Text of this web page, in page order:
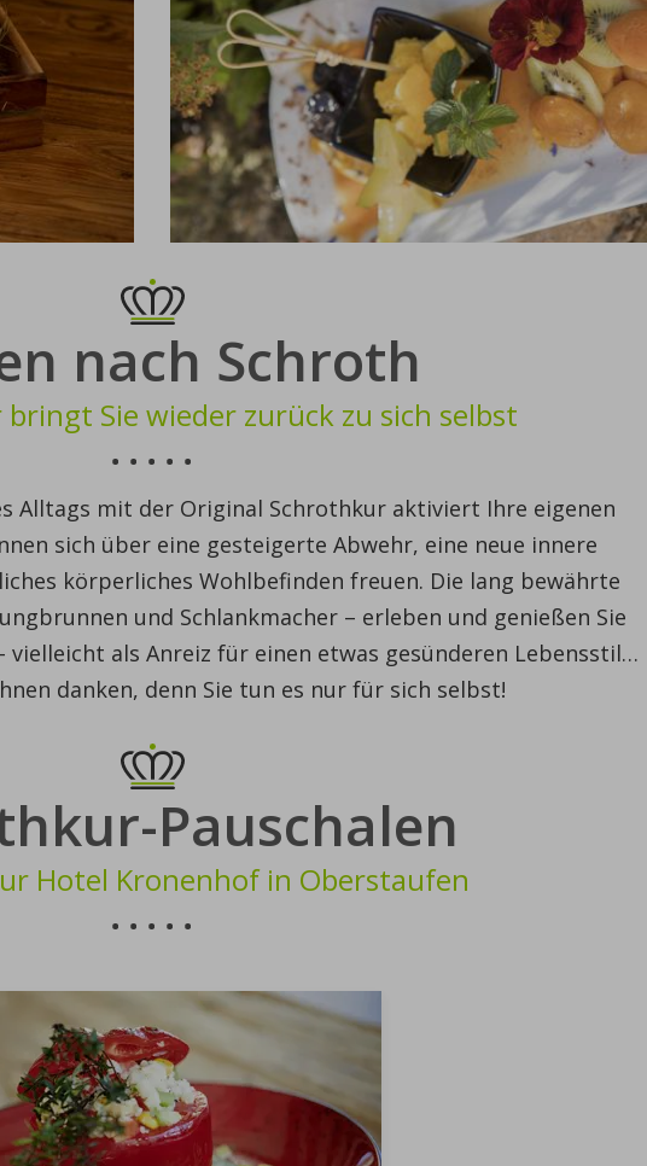
nach Schroth
Sie wieder zurück zu sich selbst
Alltags mit der Original Schrothkur aktiviert Ihre eigenen
sich über eine gesteigerte Abwehr, eine neue innere
körperliches Wohlbefinden freuen. Die lang bewährte
und Schlankmacher – erleben und genießen Sie
vielleicht als Anreiz für einen etwas gesünderen Lebensstil…
danken, denn Sie tun es nur für sich selbst!
Pauschalen
Hotel Kronenhof in Oberstaufen